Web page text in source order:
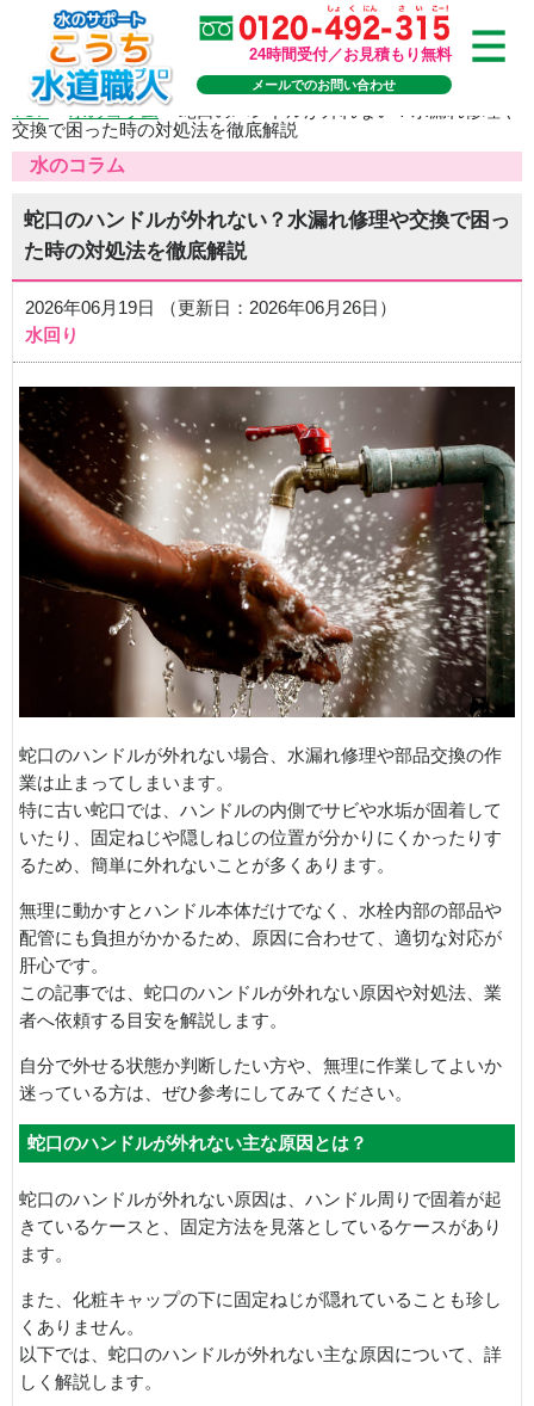
24時間受付／お見積もり無料
メールでのお問い合わせ
TOP>水のコラム >
交換で困った時の対処法を徹底解説
水のコラム
蛇口のハンドルが外れない？水漏れ修理や交換で困っ
た時の対処法を徹底解説
2026年06月19日 （更新日：2026年06月26日）
水回り
蛇口のハンドルが外れない場合、水漏れ修理や部品交換の作
業は止まってしまいます。
特に古い蛇口では、ハンドルの内側でサビや水垢が固着して
いたり、固定ねじや隠しねじの位置が分かりにくかったりす
るため、簡単に外れないことが多くあります。
無理に動かすとハンドル本体だけでなく、水栓内部の部品や
配管にも負担がかかるため、原因に合わせて、適切な対応が
肝心です。
この記事では、蛇口のハンドルが外れない原因や対処法、業
者へ依頼する目安を解説します。
自分で外せる状態か判断したい方や、無理に作業してよいか
迷っている方は、ぜひ参考にしてみてください。
蛇口のハンドルが外れない主な原因とは？
蛇口のハンドルが外れない原因は、ハンドル周りで固着が起
きているケースと、固定方法を見落としているケースがあり
ます。
また、化粧キャップの下に固定ねじが隠れていることも珍し
くありません。
以下では、蛇口のハンドルが外れない主な原因について、詳
しく解説します。